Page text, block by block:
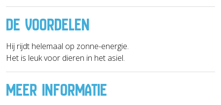
DE VOORDELEN
Hij rijdt helemaal op zonne-energie.
Het is leuk voor dieren in het asiel.
MEER INFORMATIE